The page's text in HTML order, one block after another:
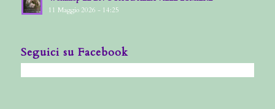
11 Maggio 2026 - 14:25
Seguici su Facebook